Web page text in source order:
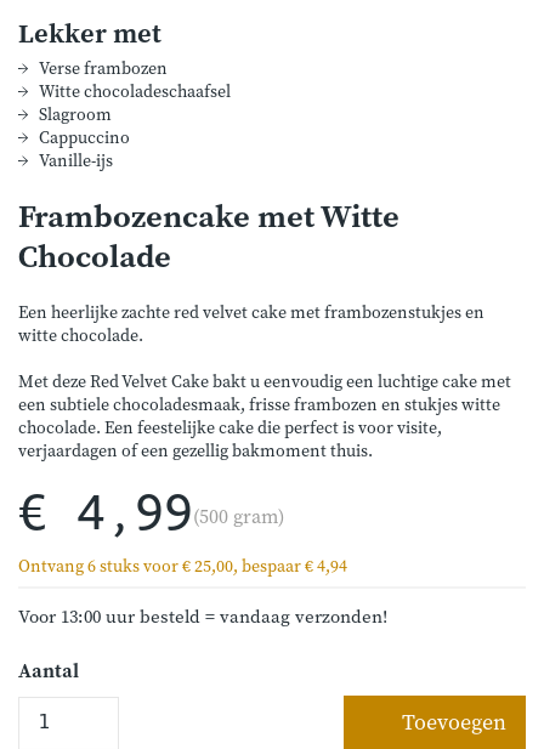
Lekker met
Verse frambozen
Witte chocoladeschaafsel
Slagroom
Cappuccino
Vanille-ijs
Frambozencake met Witte
Chocolade
Een heerlijke zachte red velvet cake met frambozenstukjes en
witte chocolade.
Met deze Red Velvet Cake bakt u eenvoudig een luchtige cake met
een subtiele chocoladesmaak, frisse frambozen en stukjes witte
chocolade. Een feestelijke cake die perfect is voor visite,
verjaardagen of een gezellig bakmoment thuis.
€ 4,99(500 gram)
Ontvang 6 stuks voor € 25,00, bespaar € 4,94
Voor 13:00 uur besteld = vandaag verzonden!
Aantal
Toevoegen